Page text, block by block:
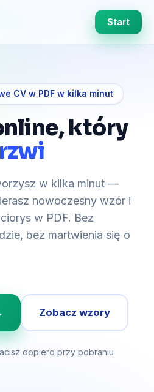
Start
CV w PDF w kilka minut
który
w kilka minut —
nowoczesny wzór i
w PDF. Bez
bez martwienia się o
Zobacz wzory
dopiero przy pobraniu